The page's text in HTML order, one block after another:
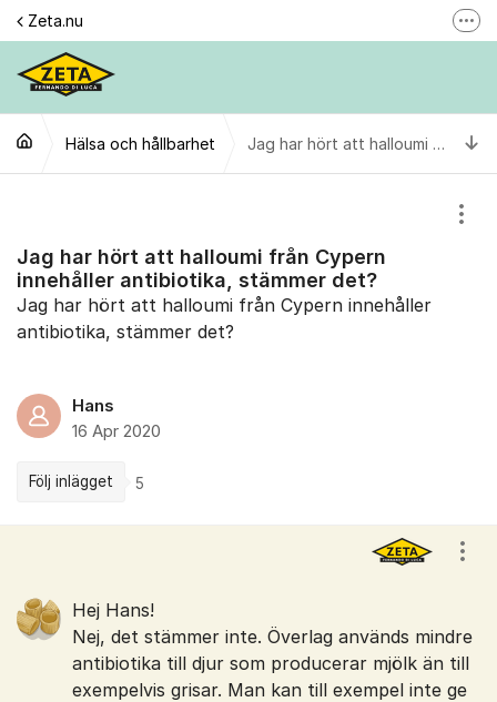
Hoppa till innehåll
Zeta.nu
Följ @zeta
Personuppgiftspolicy
Hälsa och hållbarhet Jag har hört att halloumi från Cypern innehåller antibiotika, stämmer det?
Jag har hört att halloumi från Cypern
innehåller antibiotika, stämmer det?
Jag har hört att halloumi från Cypern innehåller
antibiotika, stämmer det?
Hans
16 Apr 2020
Följ inlägget 5
Hej Hans!
Nej, det stämmer inte. Överlag används mindre
antibiotika till djur som producerar mjölk än till
exempelvis grisar. Man kan till exempel inte ge